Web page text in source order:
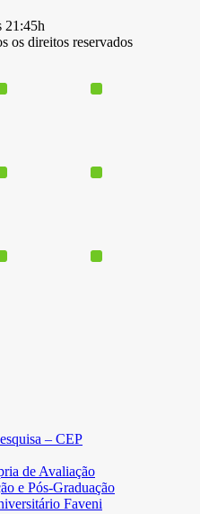
21:45h
os direitos reservados
– CEP
de Avaliação
e Pós-Graduação
Faveni